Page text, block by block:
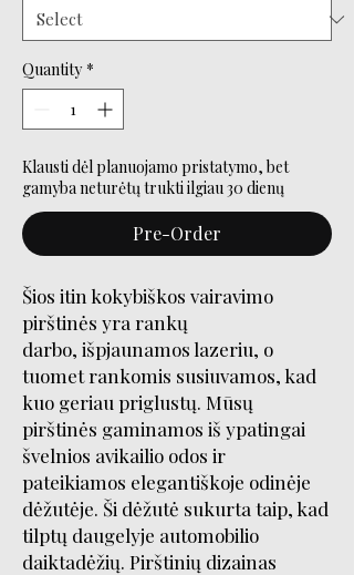
Quantity *
Klausti dėl planuojamo pristatymo, bet
gamyba neturėtų trukti ilgiau 30 dienų
Pre-Order
Šios itin kokybiškos vairavimo
pirštinės yra rankų
darbo, išpjaunamos lazeriu, o
tuomet rankomis susiuvamos, kad
kuo geriau priglustų. Mūsų
pirštinės gaminamos iš ypatingai
švelnios avikailio odos ir
pateikiamos elegantiškoje odinėje
dėžutėje. Ši dėžutė sukurta taip, kad
tilptų daugelyje automobilio
daiktadėžių. Pirštinių dizainas